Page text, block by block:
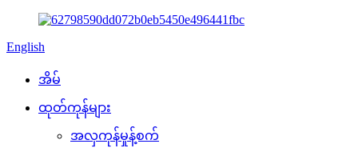
English
အိမ်
ထုတ်ကုန်များ
အလှကုန်မှုန့်စက်